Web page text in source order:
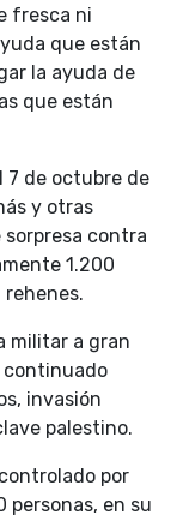
fresca ni
que están
la ayuda de
que están
7 de octubre de
y otras
contra
1.200
rehenes.
militar a gran
continuado
invasión
palestino.
por
personas, en su